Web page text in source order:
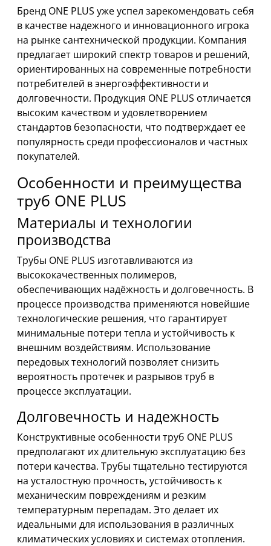
Бренд ONE PLUS уже успел зарекомендовать себя
в качестве надежного и инновационного игрока
на рынке сантехнической продукции. Компания
предлагает широкий спектр товаров и решений,
ориентированных на современные потребности
потребителей в энергоэффективности и
долговечности. Продукция ONE PLUS отличается
высоким качеством и удовлетворением
стандартов безопасности, что подтверждает ее
популярность среди профессионалов и частных
покупателей.
Особенности и преимущества
труб ONE PLUS
Материалы и технологии
производства
Трубы ONE PLUS изготавливаются из
высококачественных полимеров,
обеспечивающих надёжность и долговечность. В
процессе производства применяются новейшие
технологические решения, что гарантирует
минимальные потери тепла и устойчивость к
внешним воздействиям. Использование
передовых технологий позволяет снизить
вероятность протечек и разрывов труб в
процессе эксплуатации.
Долговечность и надежность
Конструктивные особенности труб ONE PLUS
предполагают их длительную эксплуатацию без
потери качества. Трубы тщательно тестируются
на усталостную прочность, устойчивость к
механическим повреждениям и резким
температурным перепадам. Это делает их
идеальными для использования в различных
климатических условиях и системах отопления.